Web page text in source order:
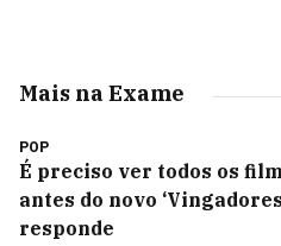
Mais na Exame
POP
É preciso ver todos os
antes do novo
responde